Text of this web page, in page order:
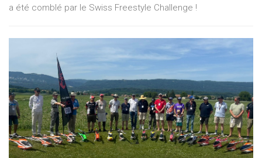
a été comblé par le Swiss Freestyle Challenge !